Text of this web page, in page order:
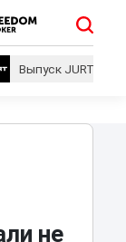
Выпуск JURT
не